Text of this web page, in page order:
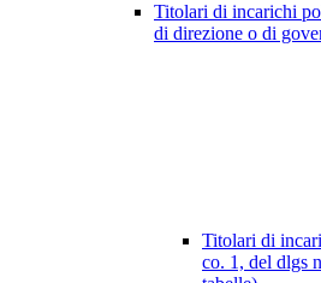
Titolari di incarichi
di direzione o di
Titolari di
co. 1, del dlgs